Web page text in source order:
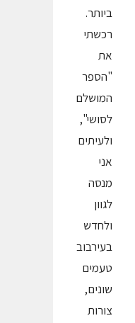
ביותר.
רכשתי
את
"הספר
המושלם
לסושי",
ולעיתים
אני
מנסה
לגוון
ולחדש
בעירבוב
טעמים
שונים,
צורות